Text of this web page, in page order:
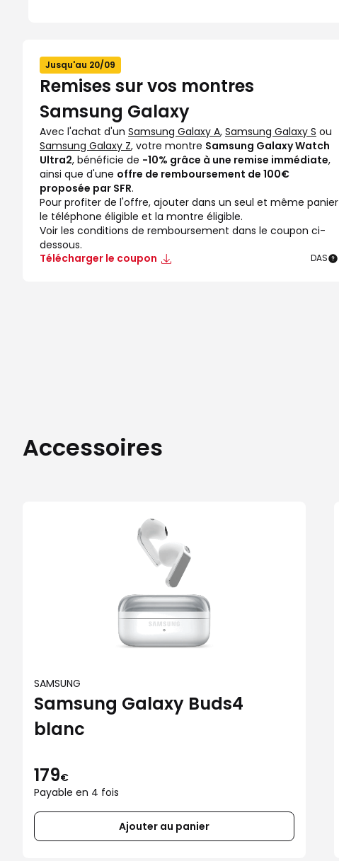
Jusqu'au 20/09
Remises sur vos montres
Samsung Galaxy
Avec l'achat d'un Samsung Galaxy A, Samsung Galaxy S ou
Samsung Galaxy Z, votre montre Samsung Galaxy Watch
Ultra2, bénéficie de -10% grâce à une remise immédiate,
ainsi que d'une offre de remboursement de 100€
proposée par SFR.
Pour profiter de l'offre, ajouter dans un seul et même panier
le téléphone éligible et la montre éligible.
Voir les conditions de remboursement dans le coupon ci-
dessous.
Télécharger le coupon
DAS
Accessoires
SAMSUNG
Samsung Galaxy Buds4
blanc
179€
Payable en 4 fois
Ajouter au panier